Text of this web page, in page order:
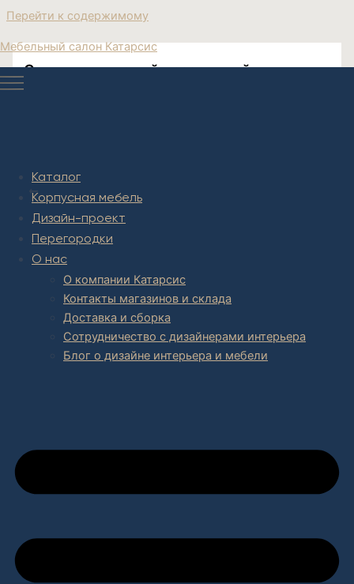
Перейти к содержимому
Мебельный салон Катарсис
Каталог
Корпусная мебель
Дизайн-проект
Перегородки
О нас
О компании Катарсис
Контакты магазинов и склада
Доставка и сборка
Сотрудничество с дизайнерами интерьера
Блог о дизайне интерьера и мебели
Стул пластиковый прозрачный купить
Post navigation